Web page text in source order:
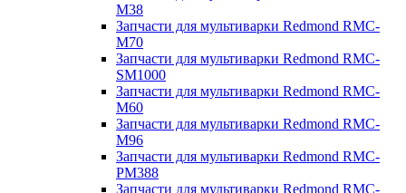
M38
Запчасти для мультиварки Redmond RMC-
M70
Запчасти для мультиварки Redmond RMC-
SM1000
Запчасти для мультиварки Redmond RMC-
M60
Запчасти для мультиварки Redmond RMC-
M96
Запчасти для мультиварки Redmond RMC-
PM388
Запчасти для мультиварки Redmond RMC-